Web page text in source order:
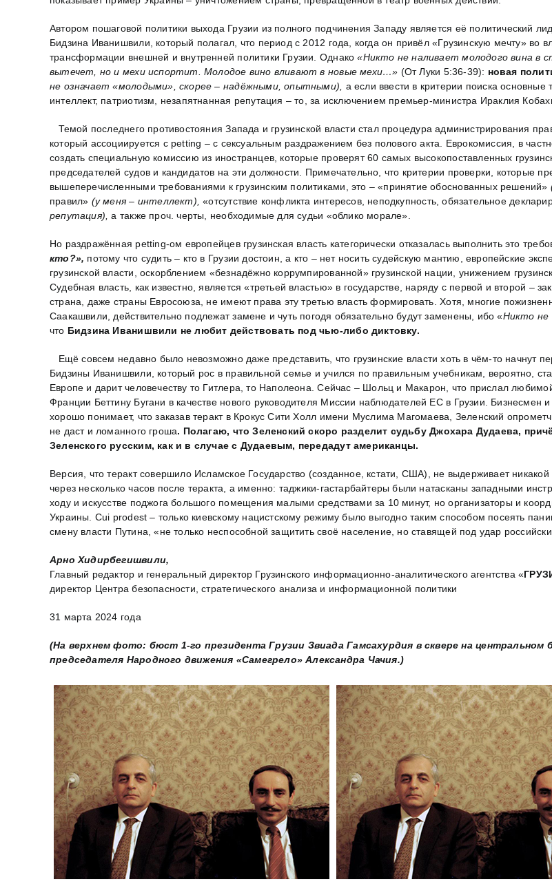
Автором пошаговой политики выхода Грузии из полного подчинения Западу является её политический
Бидзина Иванишвили, который полагал, что период с 2012 года, когда он привёл «Грузинскую мечту»
трансформации внешней и внутренней политики Грузии. Однако«Никто не наливает молодого вина в
вытечет, но и мехи испортит. Молодое вино вливают в новые мехи…» (От Луки 5:36-39): новая
не означает «молодыми», скорее – надёжными, опытными), а если ввести в критерии поиска
интеллект, патриотизм, незапятнанная репутация – то, за исключением премьер-министра Ираклия
Темой последнего противостояния Запада и грузинской власти стал процедура администрирования
который ассоциируется с рetting – с сексуальным раздражением без полового акта. Еврокомиссия, в
создать специальную комиссию из иностранцев, которые проверят 60 самых высокопоставленных
председателей судов и кандидатов на эти должности. Примечательно, что критерии проверки, которые
вышеперечисленными требованиями к грузинским политиками, это – «принятие обоснованных решений»
правил» (у меня – интеллект), «отсутствие конфликта интересов, неподкупность, обязательное
репутация), а также проч. черты, необходимые для судьи «облико морале».
Но раздражённая рetting-ом европейцев грузинская власть категорически отказалась выполнить это
кто?», потому что судить – кто в Грузии достоин, а кто – нет носить судейскую мантию, европейские
грузинской власти, оскорблением «безнадёжно коррумпированной» грузинской нации, унижением
Судебная власть, как известно, является «третьей властью» в государстве, наряду с первой и второй –
страна, даже страны Евросоюза, не имеют права эту третью власть формировать. Хотя, многие
Саакашвили, действительно подлежат замене и чуть погодя обязательно будут заменены, ибо «Никто не
что Бидзина Иванишвили не любит действовать под чью-либо диктовку.
Ещё совсем недавно было невозможно даже представить, что грузинские власти хоть в чём-то начнут
Бидзины Иванишвили, который рос в правильной семье и учился по правильным учебникам, вероятно,
Европе и дарит человечеству то Гитлера, то Наполеона. Сейчас – Шольц и Макарон, что прислал
Франции Беттину Бугани в качестве нового руководителя Миссии наблюдателей ЕС в Грузии.
хорошо понимает, что заказав теракт в Крокус Сити Холл имени Муслима Магомаева, Зеленский
не даст и ломанного гроша. Полагаю, что Зеленский скоро разделит судьбу Джохара Дудаева,
Зеленского русским, как и в случае с Дудаевым, передадут американцы.
Версия, что теракт совершило Исламское Государство (созданное, кстати, США), не выдерживает
через несколько часов после теракта, а именно: таджики-гастарбайтеры были натасканы западными
ходу и искусстве поджога большого помещения малыми средствами за 10 минут, но организаторы и
Украины. Cui prodest – только киевскому нацистскому режиму было выгодно таким способом посеять
смену власти Путина, «не только неспособной защитить своё население, но ставящей под удар
Арно Хидирбегишвили,
Главный редактор и генеральный директор Грузинского информационно-аналитического агентства «
директор Центра безопасности, стратегического анализа и информационной политики
31 марта 2024 года
(На верхнем фото: бюст 1-го президента Грузии Звиада Гамсахурдия в сквере на центральном
председателя Народного движения «Самегрело» Александра Чачия.)